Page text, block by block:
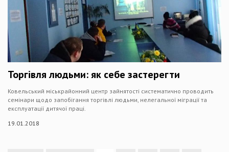
Торгівля людьми: як себе застерегти
Ковельський міськрайонний центр зайнятості систематично проводить
семінари щодо запобігання торгівлі людьми, нелегальної міграції та
експлуатації дитячої праці.
19.01.2018